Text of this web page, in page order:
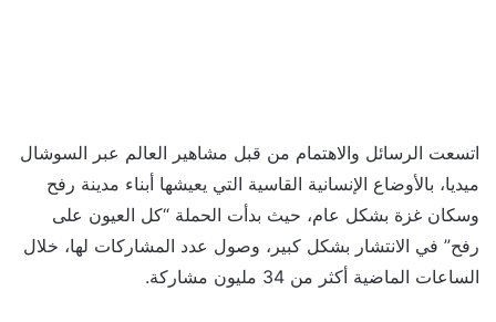
اتسعت الرسائل والاهتمام من قبل مشاهير العالم عبر السوشال
ميديا، بالأوضاع الإنسانية القاسية التي يعيشها أبناء مدينة رفح
وسكان غزة بشكل عام، حيث بدأت الحملة “كل العيون على
رفح” في الانتشار بشكل كبير، وصول عدد المشاركات لها، خلال
الساعات الماضية أكثر من 34 مليون مشاركة.